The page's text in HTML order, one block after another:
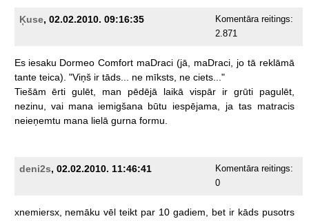
Ķuse, 02.02.2010. 09:16:35
Komentāra reitings:
2.871
Es iesaku Dormeo Comfort maDraci (jā, maDraci, jo tā reklāmā
tante teica). "Viņš ir tāds... ne mīksts, ne ciets..."
Tiešām ērti gulēt, man pēdējā laikā vispār ir grūti
pagulēt,
nezinu,
vai mana iemigšana būtu iespējama, ja tas matracis
neieņemtu mana lielā gurna formu.
deni2s, 02.02.2010. 11:46:41
Komentāra reitings:
0
xnemiersx, nemāku vēl teikt par 10 gadiem, bet ir kāds pusotrs